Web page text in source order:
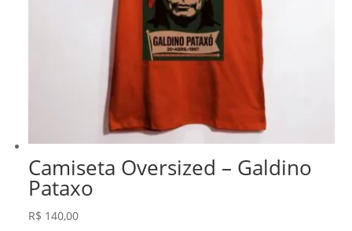
Camiseta Oversized – Galdino
Pataxo
R$ 140,00